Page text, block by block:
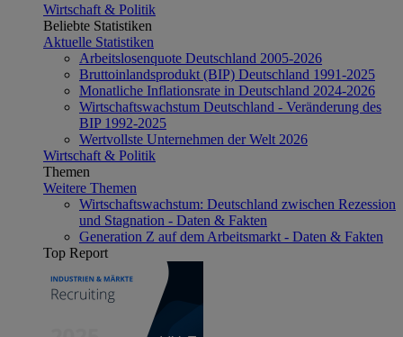
Wirtschaft & Politik
Beliebte Statistiken
Aktuelle Statistiken
Arbeitslosenquote Deutschland 2005-2026
Bruttoinlandsprodukt (BIP) Deutschland 1991-2025
Monatliche Inflationsrate in Deutschland 2024-2026
Wirtschaftswachstum Deutschland - Veränderung des
BIP 1992-2025
Wertvollste Unternehmen der Welt 2026
Wirtschaft & Politik
Themen
Weitere Themen
Wirtschaftswachstum: Deutschland zwischen Rezession
und Stagnation - Daten & Fakten
Generation Z auf dem Arbeitsmarkt - Daten & Fakten
Top Report